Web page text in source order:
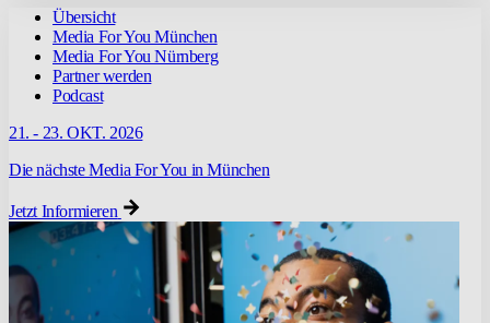
Übersicht
Media For You München
Media For You Nürnberg
Partner werden
Podcast
21. - 23. OKT. 2026
Die nächste Media For You in München
Jetzt Informieren